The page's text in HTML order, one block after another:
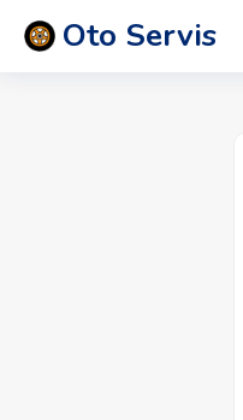
Oto Servis